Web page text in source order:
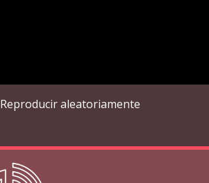
Reproducir aleatoriamente